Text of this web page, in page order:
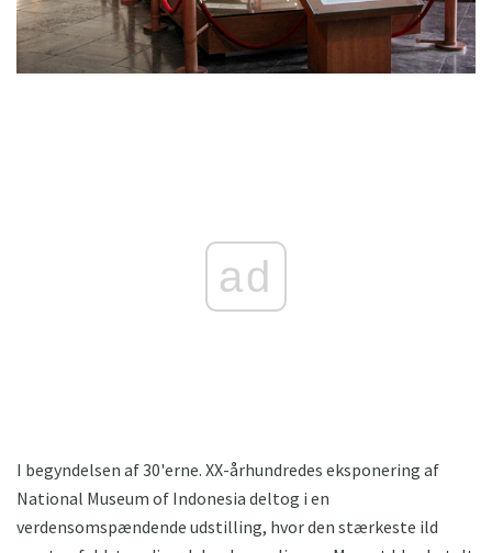
ad
I begyndelsen af ​​30'erne. XX-århundredes eksponering af
National Museum of Indonesia deltog i en
verdensomspændende udstilling, hvor den stærkeste ild